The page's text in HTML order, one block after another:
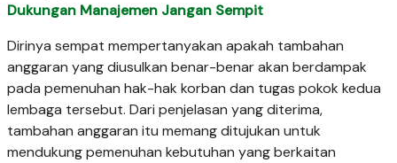
Dukungan Manajemen Jangan Sempit
Dirinya sempat mempertanyakan apakah tambahan
anggaran yang diusulkan benar-benar akan berdampak
pada pemenuhan hak-hak korban dan tugas pokok kedua
lembaga tersebut. Dari penjelasan yang diterima,
tambahan anggaran itu memang ditujukan untuk
mendukung pemenuhan kebutuhan yang berkaitan